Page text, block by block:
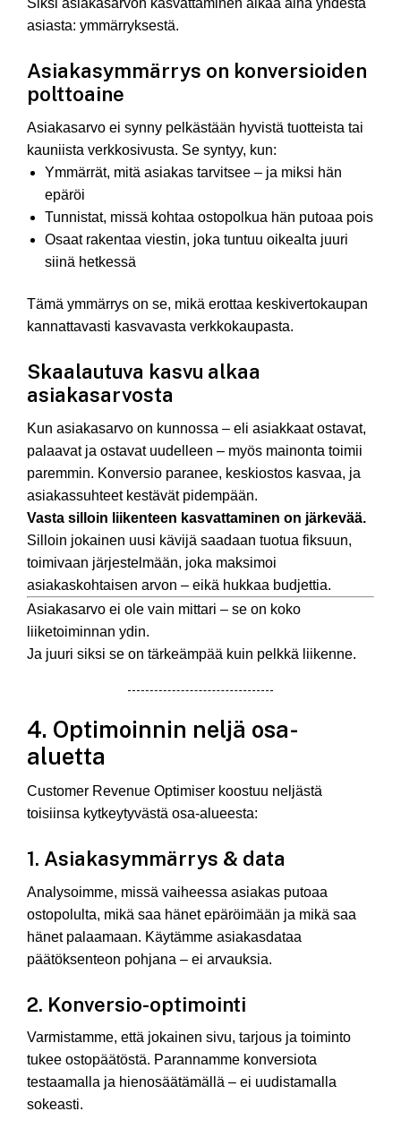
Siksi asiakasarvon kasvattaminen alkaa aina yhdestä
asiasta: ymmärryksestä.
Asiakasymmärrys on konversioiden
polttoaine
Asiakasarvo ei synny pelkästään hyvistä tuotteista tai
kauniista verkkosivusta. Se syntyy, kun:
Ymmärrät, mitä asiakas tarvitsee – ja miksi hän
epäröi
Tunnistat, missä kohtaa ostopolkua hän putoaa pois
Osaat rakentaa viestin, joka tuntuu oikealta juuri
siinä hetkessä
Tämä ymmärrys on se, mikä erottaa keskivertokaupan
kannattavasti kasvavasta verkkokaupasta.
Skaalautuva kasvu alkaa
asiakasarvosta
Kun asiakasarvo on kunnossa – eli asiakkaat ostavat,
palaavat ja ostavat uudelleen – myös mainonta toimii
paremmin. Konversio paranee, keskiostos kasvaa, ja
asiakassuhteet kestävät pidempään.
Vasta silloin liikenteen kasvattaminen on järkevää.
Silloin jokainen uusi kävijä saadaan tuotua fiksuun,
toimivaan järjestelmään, joka maksimoi
asiakaskohtaisen arvon – eikä hukkaa budjettia.
Asiakasarvo ei ole vain mittari – se on koko
liiketoiminnan ydin.
Ja juuri siksi se on tärkeämpää kuin pelkkä liikenne.
4. Optimoinnin neljä osa-
aluetta
Customer Revenue Optimiser koostuu neljästä
toisiinsa kytkeytyvästä osa-alueesta:
1. Asiakasymmärrys & data
Analysoimme, missä vaiheessa asiakas putoaa
ostopolulta, mikä saa hänet epäröimään ja mikä saa
hänet palaamaan. Käytämme asiakasdataa
päätöksenteon pohjana – ei arvauksia.
2. Konversio-optimointi
Varmistamme, että jokainen sivu, tarjous ja toiminto
tukee ostopäätöstä. Parannamme konversiota
testaamalla ja hienosäätämällä – ei uudistamalla
sokeasti.